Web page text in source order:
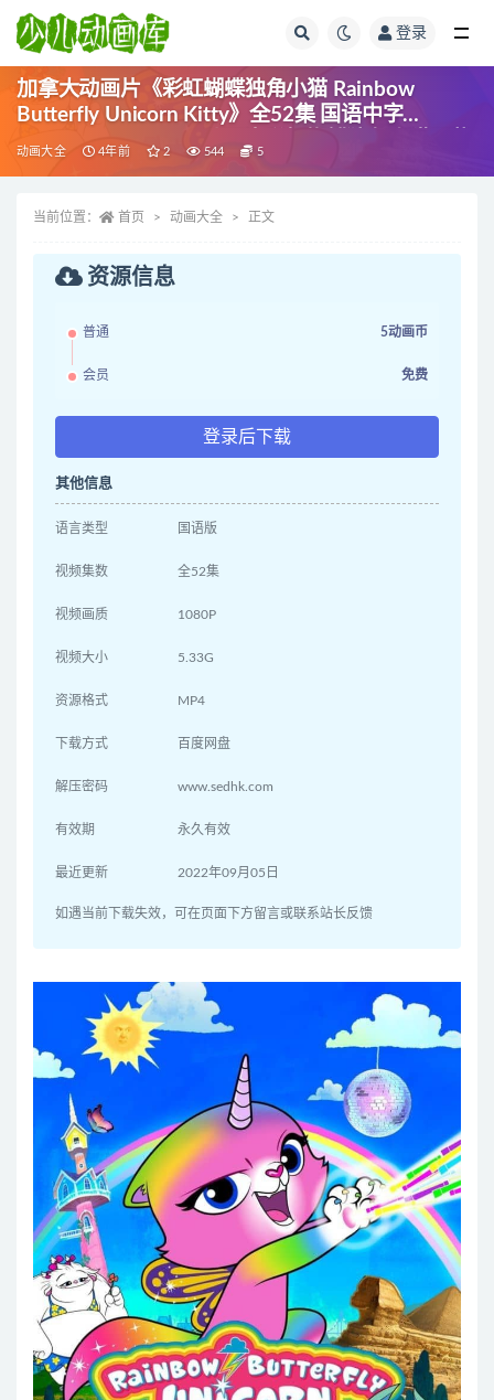
登录
加拿大动画片《彩虹蝴蝶独角小猫 Rainbow
Butterfly Unicorn Kitty》全52集 国语中字
1080P/MP4/5.33G 动画片彩虹蝴蝶独角小猫下载
动画大全 4年前 2 544 5
当前位置： 首页 动画大全 正文
资源信息
普通 5动画币
会员 免费
登录后下载
其他信息
语言类型 国语版
视频集数 全52集
视频画质 1080P
视频大小 5.33G
资源格式 MP4
下载方式 百度网盘
解压密码 www.sedhk.com
有效期 永久有效
最近更新 2022年09月05日
如遇当前下载失效，可在页面下方留言或联系站长反馈